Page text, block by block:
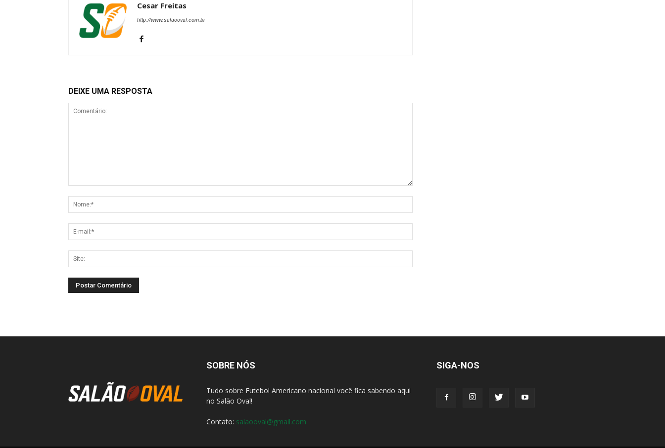
Cesar Freitas
http://www.salaooval.com.br
DEIXE UMA RESPOSTA
SOBRE NÓS
Tudo sobre Futebol Americano nacional você fica sabendo aqui
no Salão Oval!
Contato: salaooval@gmail.com
SIGA-NOS